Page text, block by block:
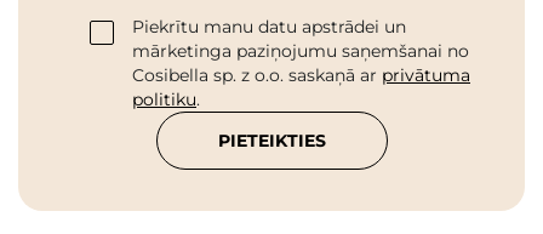
Piekrītu manu datu apstrādei un
mārketinga paziņojumu saņemšanai no
Cosibella sp. z o.o. saskaņā ar privātuma
politiku.
PIETEIKTIES